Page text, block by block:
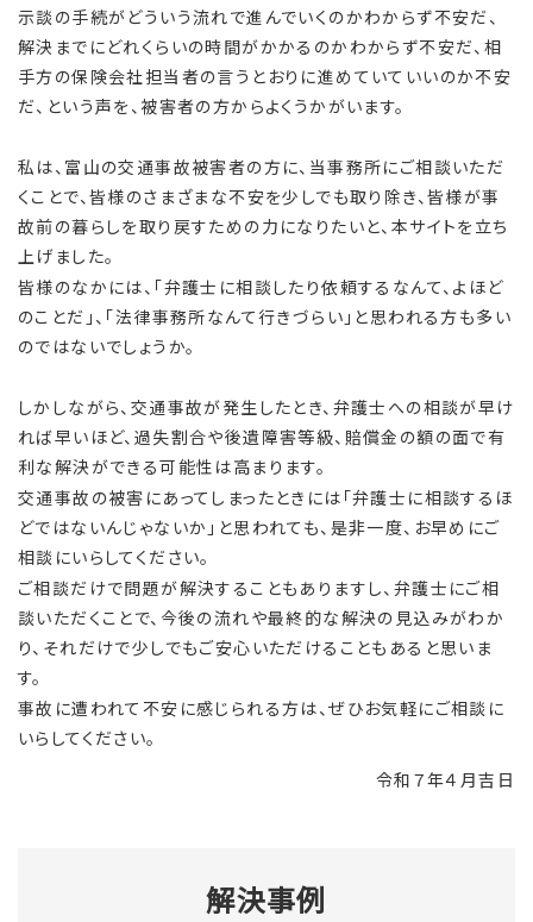
示談の手続がどういう流れで進んでいくのかわからず不安だ、
解決までにどれくらいの時間がかかるのかわからず不安だ、相
手方の保険会社担当者の言うとおりに進めていていいのか不安
だ、という声を、被害者の方からよくうかがいます。
私は、富山の交通事故被害者の方に、当事務所にご相談いただ
くことで、皆様のさまざまな不安を少しでも取り除き、皆様が事
故前の暮らしを取り戻すための力になりたいと、本サイトを立ち
上げました。
皆様のなかには、「弁護士に相談したり依頼するなんて、よほど
のことだ」、「法律事務所なんて行きづらい」と思われる方も多い
のではないでしょうか。
しかしながら、交通事故が発生したとき、弁護士への相談が早け
れば早いほど、過失割合や後遺障害等級、賠償金の額の面で有
利な解決ができる可能性は高まります。
交通事故の被害にあってしまったときには「弁護士に相談するほ
どではないんじゃないか」と思われても、是非一度、お早めにご
相談にいらしてください。
ご相談だけで問題が解決することもありますし、弁護士にご相
談いただくことで、今後の流れや最終的な解決の見込みがわか
り、それだけで少しでもご安心いただけることもあると思いま
す。
事故に遭われて不安に感じられる方は、ぜひお気軽にご相談に
いらしてください。
令和７年４月吉日
解決事例